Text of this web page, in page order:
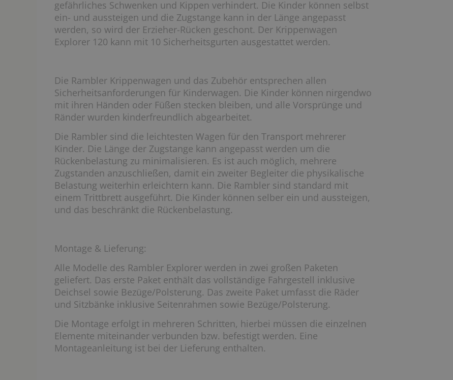
gefährliches Schwenken und Kippen verhindert. Die Kinder können selbst
ein- und aussteigen und die Zugstange kann in der Länge angepasst
werden, so wird der Erzieher-Rücken geschont. Der Krippenwagen
Explorer 120 kann mit 10 Sicherheitsgurten ausgestattet werden.
Die Rambler Krippenwagen und das Zubehör entsprechen allen
Sicherheitsanforderungen für Kinderwagen. Die Kinder können nirgendwo
mit ihren Händen oder Füßen stecken bleiben, und alle Vorsprünge und
Ränder wurden kinderfreundlich abgearbeitet.
Die Rambler sind die leichtesten Wagen für den Transport mehrerer
Kinder. Die Länge der Zugstange kann angepasst werden um die
Rückenbelastung zu minimalisieren. Es ist auch möglich, mehrere
Zugstanden anzuschließen, damit ein zweiter Begleiter die physikalische
Belastung weiterhin erleichtern kann. Die Rambler sind standard mit
einem Trittbrett ausgeführt. Die Kinder können selber ein­ und aussteigen,
und das beschränkt die Rückenbelastung.
Montage & Lieferung:
Alle Modelle des Rambler Explorer werden in zwei großen Paketen
geliefert. Das erste Paket enthält das vollständige Fahrgestell inklusive
Deichsel sowie Bezüge/Polsterung. Das zweite Paket umfasst die Räder
und Sitzbänke inklusive Seitenrahmen sowie Bezüge/Polsterung.
Die Montage erfolgt in mehreren Schritten, hierbei müssen die einzelnen
Elemente miteinander verbunden bzw. befestigt werden. Eine
Montageanleitung ist bei der Lieferung enthalten.